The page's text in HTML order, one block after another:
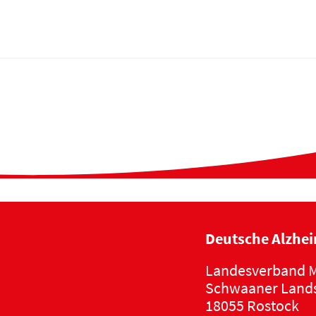
Deutsche
Landesverband
Schwaaner
18055 Rostock